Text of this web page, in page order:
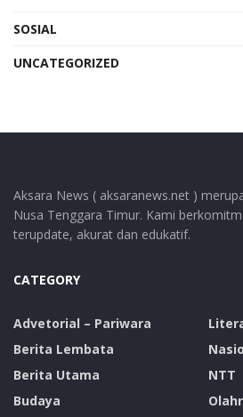
SOSIAL
UNCATEGORIZED
Aksara News ( aksaranews.net )
Nusa Tenggara Timur. Kami
terupdate, akurat dan edukatif.
CATEGORY
Advetorial – Pariwara
Berita Lembata
Berita Utama
Budaya
NTT